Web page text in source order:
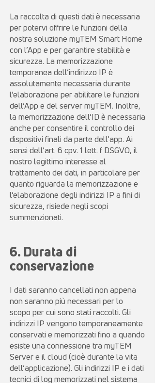
La raccolta di questi dati è necessaria
per potervi offrire le funzioni della
nostra soluzione myTEM Smart Home
con l’App e per garantire stabilità e
sicurezza. La memorizzazione
temporanea dell’indirizzo IP è
assolutamente necessaria durante
l’elaborazione per abilitare le funzioni
dell’App e del server myTEM. Inoltre,
la memorizzazione dell’ID è necessaria
anche per consentire il controllo dei
dispositivi finali da parte dell’app. Ai
sensi dell’art. 6 cpv. 1 lett. f DSGVO, il
nostro legittimo interesse al
trattamento dei dati, in particolare per
quanto riguarda la memorizzazione e
l’elaborazione degli indirizzi IP a fini di
sicurezza, risiede negli scopi
summenzionati.
6. Durata di
conservazione
I dati saranno cancellati non appena
non saranno più necessari per lo
scopo per cui sono stati raccolti. Gli
indirizzi IP vengono temporaneamente
conservati e memorizzati fino a quando
esiste una connessione tra myTEM
Server e il cloud (cioè durante la vita
dell’applicazione). Gli indirizzi IP e i dati
tecnici di log memorizzati nel sistema